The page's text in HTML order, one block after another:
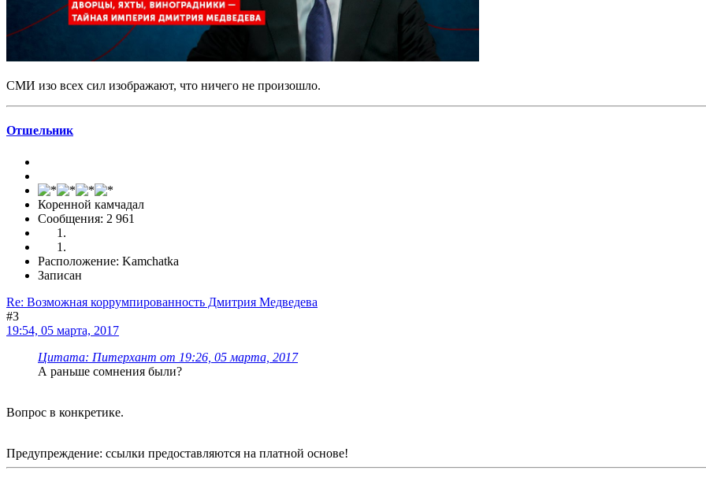
СМИ изо всех сил изображают, что ничего не произошло.
Отшельник
Коренной камчадал
Сообщения: 2 961
Расположение: Kamchatka
Записан
Re: Возможная коррумпированность Дмитрия Медведева
#3
19:54, 05 марта, 2017
Цитата: Питерхант от 19:26, 05 марта, 2017
А раньше сомнения были?
Вопрос в конкретике.
Предупреждение: ссылки предоставляются на платной основе!